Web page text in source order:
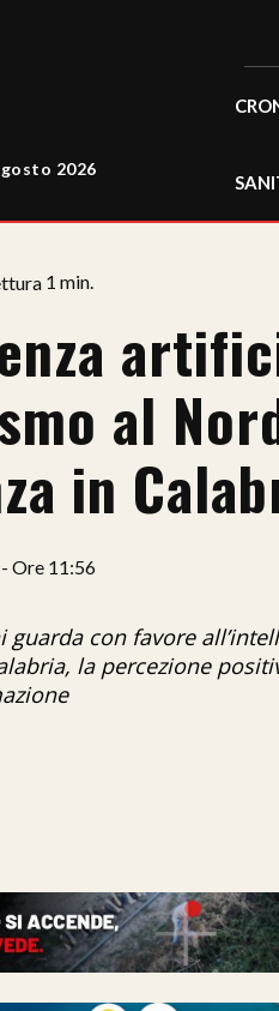
2026
1 min.
al
in
Ore 11:56
guarda con favore
la percezione